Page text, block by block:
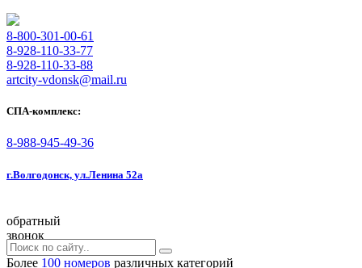
8-800-301-00-61
8-928-110-33-77
8-928-110-33-88
artcity-vdonsk@mail.ru
СПА-комплекс:
8-988-945-49-36
г.Волгодонск, ул.Ленина 52а
обратный
звонок
Более 100 номеров различных категорий